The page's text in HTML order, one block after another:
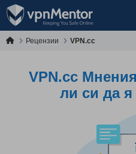
Рецензии VPN.cc
VPN.cc
ли си да я